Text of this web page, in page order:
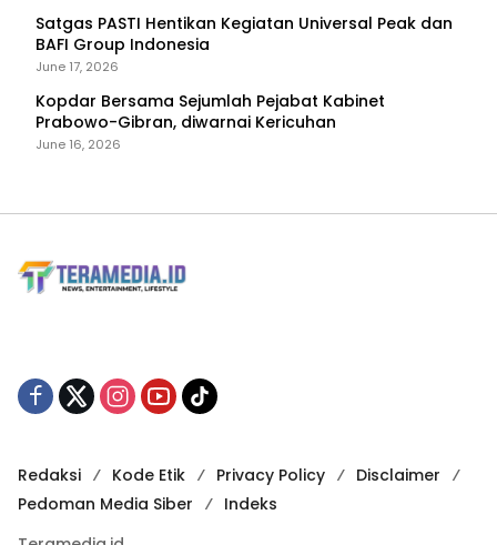
Satgas PASTI Hentikan Kegiatan Universal Peak dan
BAFI Group Indonesia
June 17, 2026
Kopdar Bersama Sejumlah Pejabat Kabinet
Prabowo-Gibran, diwarnai Kericuhan
June 16, 2026
Redaksi Kode Etik Privacy Policy
Disclaimer
Pedoman Media Siber
Indeks